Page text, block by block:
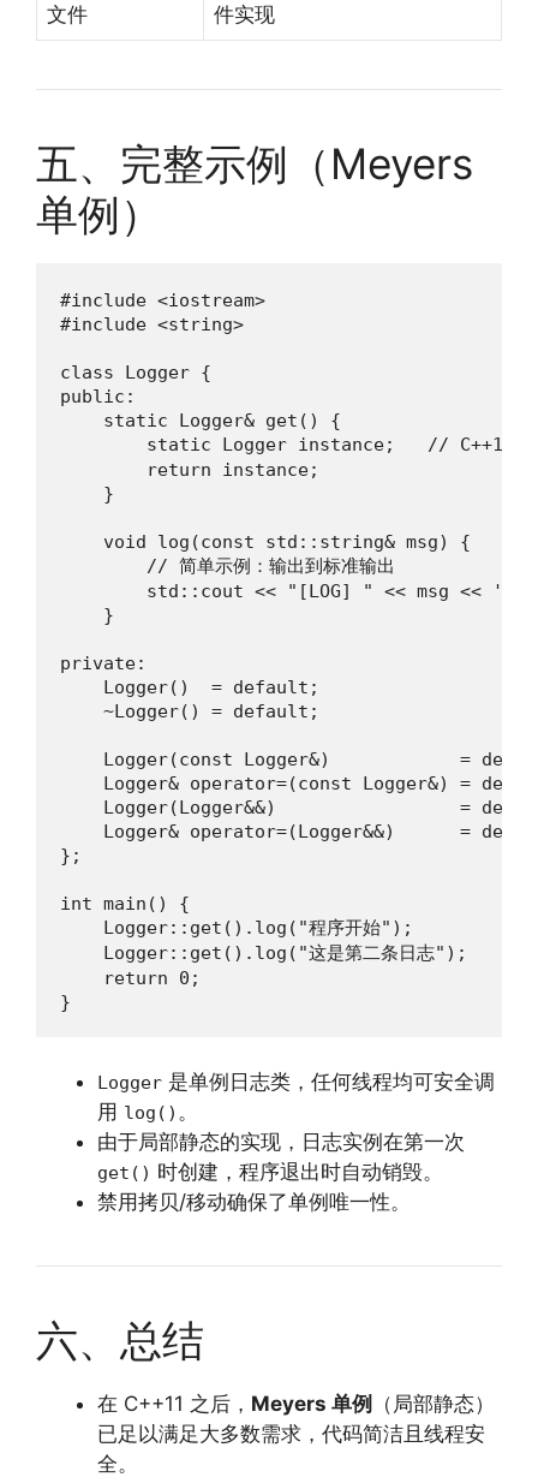
文件
件实现
五、完整示例（Meyers
单例）
#include <iostream>
#include <string>
class Logger {
public:
    static Logger& get() {
static Logger instance;   // C++11
        return instance;
    }
    void log(const std::string& msg) {
        // 简单示例：输出到标准输出
std::cout << "[LOG] " << msg <<
    }
private:
    Logger()  = default;
    ~Logger() = default;
Logger(const Logger&)            =
Logger& operator=(const Logger&) =
Logger(Logger&&)                 =
Logger& operator=(Logger&&)      =
};
int main() {
    Logger::get().log("程序开始");
    Logger::get().log("这是第二条日志");
    return 0;
}
Logger 是单例日志类，任何线程均可安全调
用 log() 。
由于局部静态的实现，日志实例在第一次
get() 时创建，程序退出时自动销毁。
禁用拷贝/移动确保了单例唯一性。
六、总结
在 C++11 之后， Meyers 单例
（局部静态）
已足以满足大多数需求，代码简洁且线程安
全。